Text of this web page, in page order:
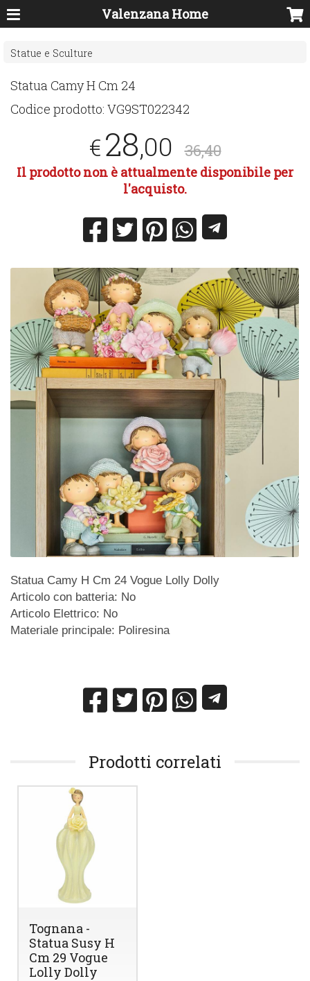
Valenzana Home
Statue e Sculture
Statua Camy H Cm 24
Codice prodotto:VG9ST022342
€28,00 36,40
Il prodotto non è attualmente disponibile per
l'acquisto.
Statua Camy H Cm 24 Vogue Lolly Dolly
Articolo con batteria: No
Articolo Elettrico: No
Materiale principale: Poliresina
Prodotti correlati
Tognana -
Statua Susy H
Cm 29 Vogue
Lolly Dolly